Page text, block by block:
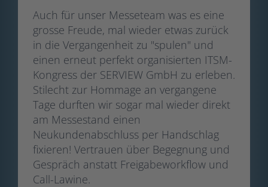
Auch für unser Messeteam was es eine
grosse Freude, mal wieder etwas zurück
in die Vergangenheit zu "spulen" und
einen erneut perfekt organisierten ITSM-
Kongress der SERVIEW GmbH zu erleben.
Stilecht zur Hommage an vergangene
Tage durften wir sogar mal wieder direkt
am Messestand einen
Neukundenabschluss per Handschlag
fixieren! Vertrauen über Begegnung und
Gespräch anstatt Freigabeworkflow und
Call-Lawine.